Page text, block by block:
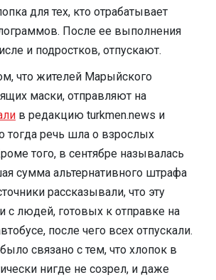
для тех, кто отрабатывает
После ее выполнения
и подростков, отпускают.
что жителей Марыйского
маски, отправляют на
в редакцию turkmen.news и
тогда речь шла о взрослых
того, в сентябре называлась
сумма альтернативного штрафа
рассказывали, что эту
с людей, готовых к отправке на
после чего всех отпускали.
связано с тем, что хлопок в
нигде не созрел, и даже